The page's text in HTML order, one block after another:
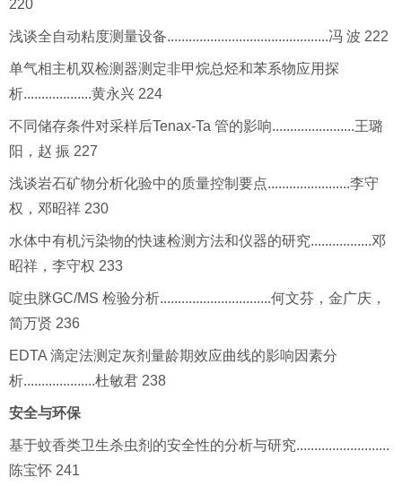
220
浅谈全自动粘度测量设备.............................................冯 波 222
单气相主机双检测器测定非甲烷总烃和苯系物应用探
析...................黄永兴 224
不同储存条件对采样后Tenax-Ta 管的影响.......................王璐
阳，赵 振 227
浅谈岩石矿物分析化验中的质量控制要点.......................李守
权，邓昭祥 230
水体中有机污染物的快速检测方法和仪器的研究.................邓
昭祥，李守权 233
啶虫脒GC/MS 检验分析...............................何文芬，金广庆，
简万贤 236
EDTA 滴定法测定灰剂量龄期效应曲线的影响因素分
析....................杜敏君 238
安全与环保
基于蚊香类卫生杀虫剂的安全性的分析与研究..........................
陈宝怀 241